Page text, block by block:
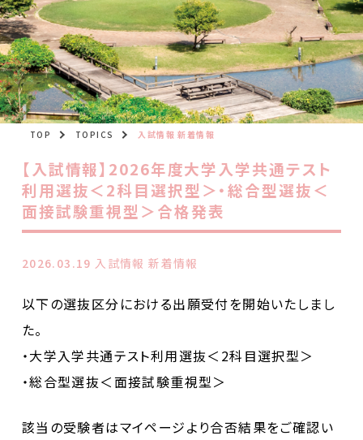
TOP TOPICS 入試情報 新着情報
【入試情報】2026年度大学入学共通テスト
利用選抜＜2科目選択型＞・総合型選抜＜
面接試験重視型＞合格発表
2026.03.19 入試情報 新着情報
以下の選抜区分における出願受付を開始いたしまし
た。
・大学入学共通テスト利用選抜＜2科目選択型＞
・総合型選抜＜面接試験重視型＞
該当の受験者はマイページより合否結果をご確認い